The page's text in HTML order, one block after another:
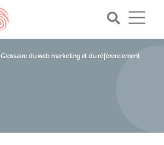
Glossaire du web marketing et du référencement